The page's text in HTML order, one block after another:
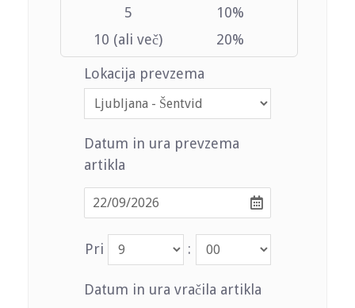
5
10%
10 (ali več)
20%
Lokacija prevzema
Datum in ura prevzema
artikla
Pri :
Datum in ura vračila artikla